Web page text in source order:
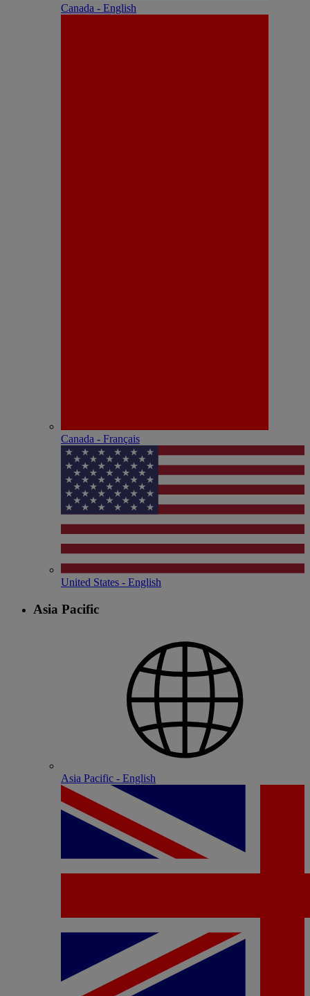
Canada - English
Canada - Français
United States - English
Asia Pacific
Asia Pacific - English